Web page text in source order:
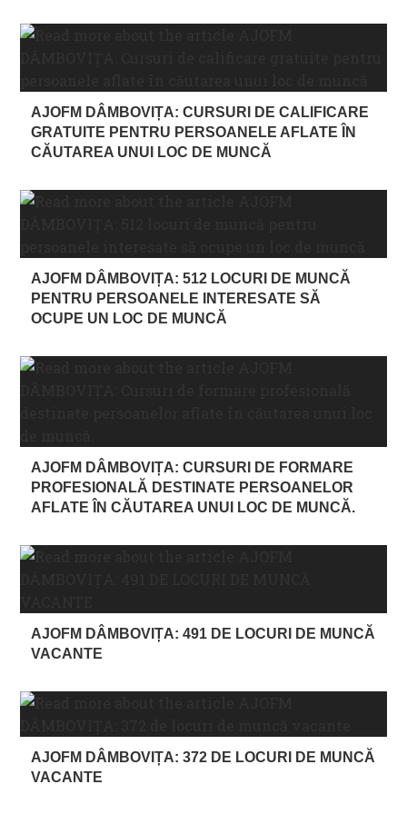
AJOFM DÂMBOVIȚA: CURSURI DE CALIFICARE
GRATUITE PENTRU PERSOANELE AFLATE ÎN
CĂUTAREA UNUI LOC DE MUNCĂ
AJOFM DÂMBOVIȚA: 512 LOCURI DE MUNCĂ
PENTRU PERSOANELE INTERESATE SĂ
OCUPE UN LOC DE MUNCĂ
AJOFM DÂMBOVIȚA: CURSURI DE FORMARE
PROFESIONALĂ DESTINATE PERSOANELOR
AFLATE ÎN CĂUTAREA UNUI LOC DE MUNCĂ.
AJOFM DÂMBOVIȚA: 491 DE LOCURI DE MUNCĂ
VACANTE
AJOFM DÂMBOVIȚA: 372 DE LOCURI DE MUNCĂ
VACANTE